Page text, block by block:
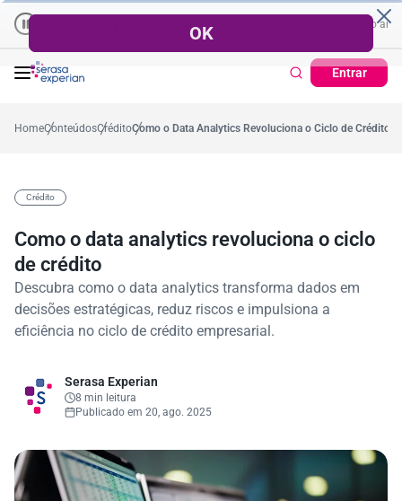
Empresas | Recuperação de Crédito Percentual médio no ano
Entrar
ano Cartão de Crédito |
HomeConteúdosCréditoComo o Data Analytics Revoluciona o Ciclo de Crédito
Crédito
Como o data analytics revoluciona o ciclo
de crédito
Descubra como o data analytics transforma dados em
decisões estratégicas, reduz riscos e impulsiona a
eficiência no ciclo de crédito empresarial.
Serasa Experian
8 min leitura
Publicado em 20, ago. 2025